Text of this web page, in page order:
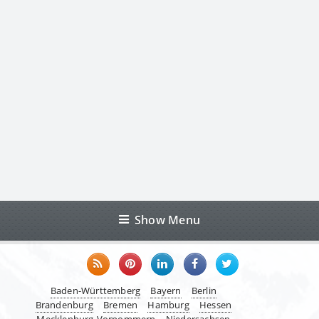
Show Menu
Baden-Württemberg Bayern
Berlin
Brandenburg
Bremen Hamburg
Hessen